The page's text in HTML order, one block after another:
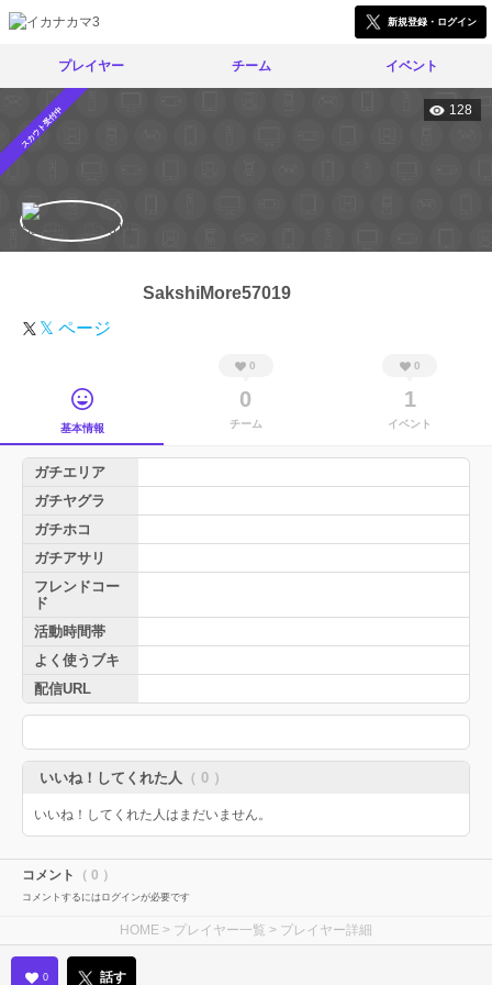
新規登録・ログイン
プレイヤー チーム イベント
スカウト受付中 128
SakshiMore57019
𝕏 ページ
基本情報
0
0
チーム
0
1
イベント
ガチエリア
ガチヤグラ
ガチホコ
ガチアサリ
フレンドコー
ド
活動時間帯
よく使うブキ
配信URL
いいね！してくれた人 （ 0 ）
いいね！してくれた人はまだいません。
コメント （ 0 ）
コメントするにはログインが必要です
HOME > プレイヤー一覧 > プレイヤー詳細
0 話す